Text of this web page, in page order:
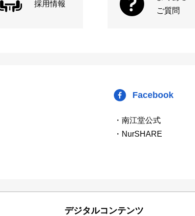
採用情報
ご質問
Facebook
・南江堂公式
・NurSHARE
デジタルコンテンツ